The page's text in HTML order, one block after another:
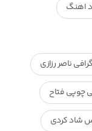
ناصر رزازی
چوپی فتاح
شاد کردی